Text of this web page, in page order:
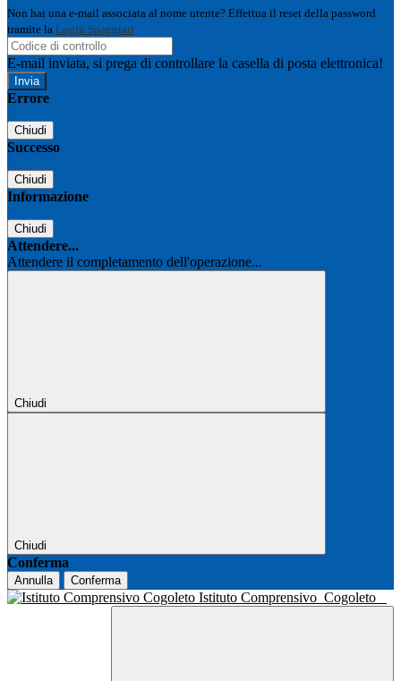
Non hai una e-mail associata al nome utente? Effettua il reset della password
tramite la Login Spaggiari
E-mail inviata, si prega di controllare la casella di posta elettronica!
Errore
Chiudi
Successo
Chiudi
Informazione
Chiudi
Attendere...
Attendere il completamento dell'operazione...
Chiudi
Chiudi
Conferma
Annulla Conferma
Istituto Comprensivo Cogoleto